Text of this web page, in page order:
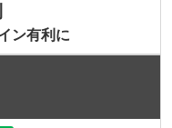
ン有利に